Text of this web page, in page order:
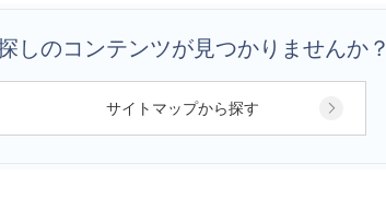
しのコンテンツが見つかりませんか？
サイトマップから探す